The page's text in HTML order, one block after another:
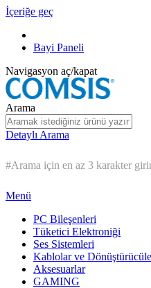
İçeriğe geç
Bayi Paneli
Navigasyon aç/kapat
Arama
Detaylı Arama
#Arama için en az 3 karakter
Menü
PC Bileşenleri
Tüketici Elektroniği
Ses Sistemleri
Kablolar ve
Aksesuarlar
GAMING